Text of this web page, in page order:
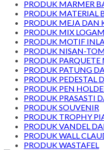
PRODUK MARMER
PRODUK MATERIAL
PRODUK MEJA DAN
PRODUK MIX LOGAM
PRODUK MOTIF
PRODUK NISAN-
PRODUK
PRODUK PATUNG
PRODUK PEDESTAL
PRODUK PEN
PRODUK PRASASTI
PRODUK SOUVENIR
PRODUK TROPHY
PRODUK VANDEL
PRODUK WALL
PRODUK WASTAFEL